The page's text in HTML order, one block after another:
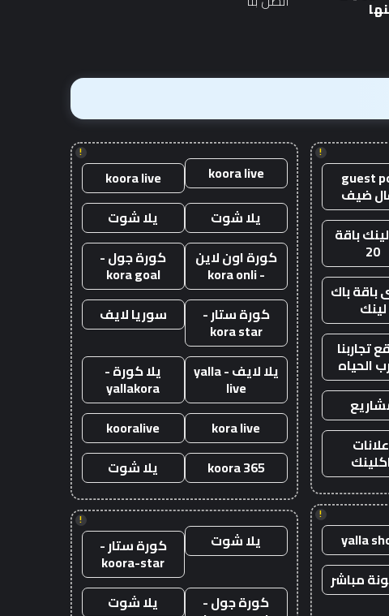
!
guest
ضيف
باقة
20
باقة باك
لينك
تجاربنا
الحياه
!
yalla
مباشر
!
koora live
koora live
يلا شوت
يلا شوت
كورة اون لاين
- kora onli
كورة جول -
kora goal
كورة ستار -
kora star
سوريا لايف
يلا لايف - yalla
live
يلا كورة -
yallakora
kora live
kooralive
koora 365
يلا شوت
!
يلا شوت كورة ستار -
koora-star
كورة جول -
يلا شوت